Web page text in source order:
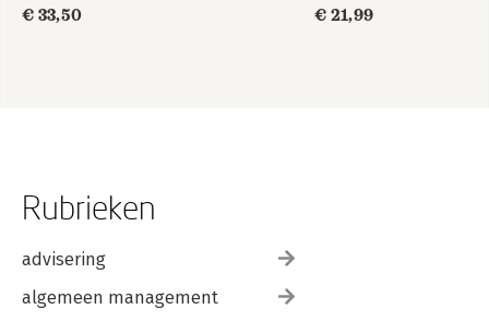
€ 33,50
€ 21,99
Rubrieken
advisering
algemeen management